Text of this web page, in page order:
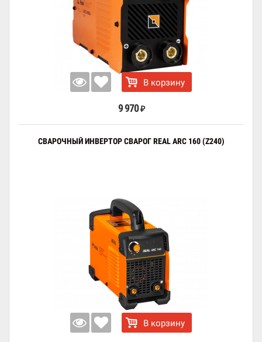
В корзину
9 970 ₽
СВАРОЧНЫЙ ИНВЕРТОР СВАРОГ REAL ARC 160 (Z240)
В корзину